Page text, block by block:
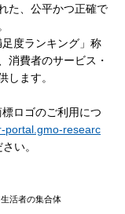
た、公平かつ正確で
度ランキング」称
消費者のサービス・
します。
ロゴのご利用につ
portal.gmo-researc
い。
活者の集合体